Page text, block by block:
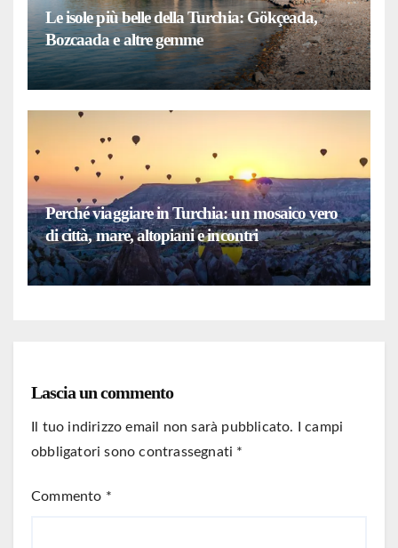
Le isole più belle della Turchia: Gökçeada,
Bozcaada e altre gemme
Perché viaggiare in Turchia: un mosaico vero
di città, mare, altopiani e incontri
Lascia un commento
Il tuo indirizzo email non sarà pubblicato. I campi
obbligatori sono contrassegnati *
Commento *